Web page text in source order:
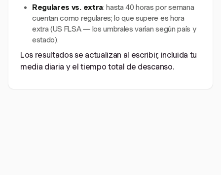
Regulares vs. extra: hasta 40 horas por semana
cuentan como regulares; lo que supere es hora
extra (US FLSA — los umbrales varían según país y
estado).
Los resultados se actualizan al escribir, incluida tu
media diaria y el tiempo total de descanso.